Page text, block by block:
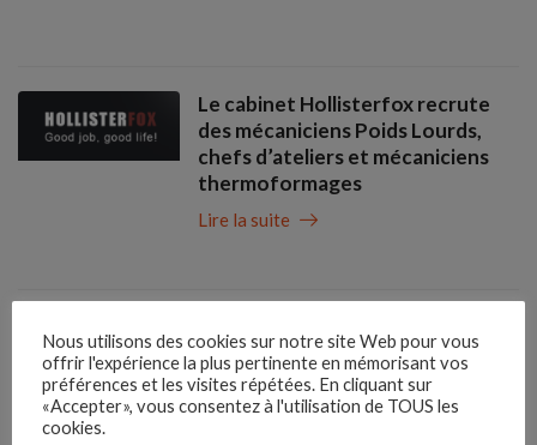
Le cabinet Hollisterfox recrute
des mécaniciens Poids Lourds,
chefs d’ateliers et mécaniciens
thermoformages
Lire la suite
Nous utilisons des cookies sur notre site Web pour vous
offrir l'expérience la plus pertinente en mémorisant vos
préférences et les visites répétées. En cliquant sur
«Accepter», vous consentez à l'utilisation de TOUS les
cookies.